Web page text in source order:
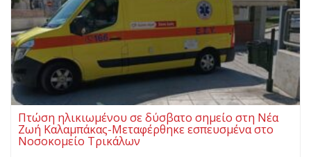
Πτώση ηλικιωμένου σε δύσβατο σημείο στη Νέα
Ζωή Καλαμπάκας-Μεταφέρθηκε εσπευσμένα στο
Νοσοκομείο Τρικάλων